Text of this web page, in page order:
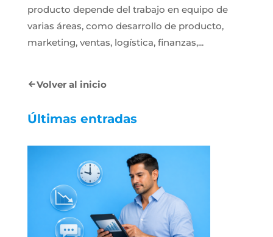
producto depende del trabajo en equipo de
varias áreas, como desarrollo de producto,
marketing, ventas, logística, finanzas,...
Volver al inicio
Últimas entradas